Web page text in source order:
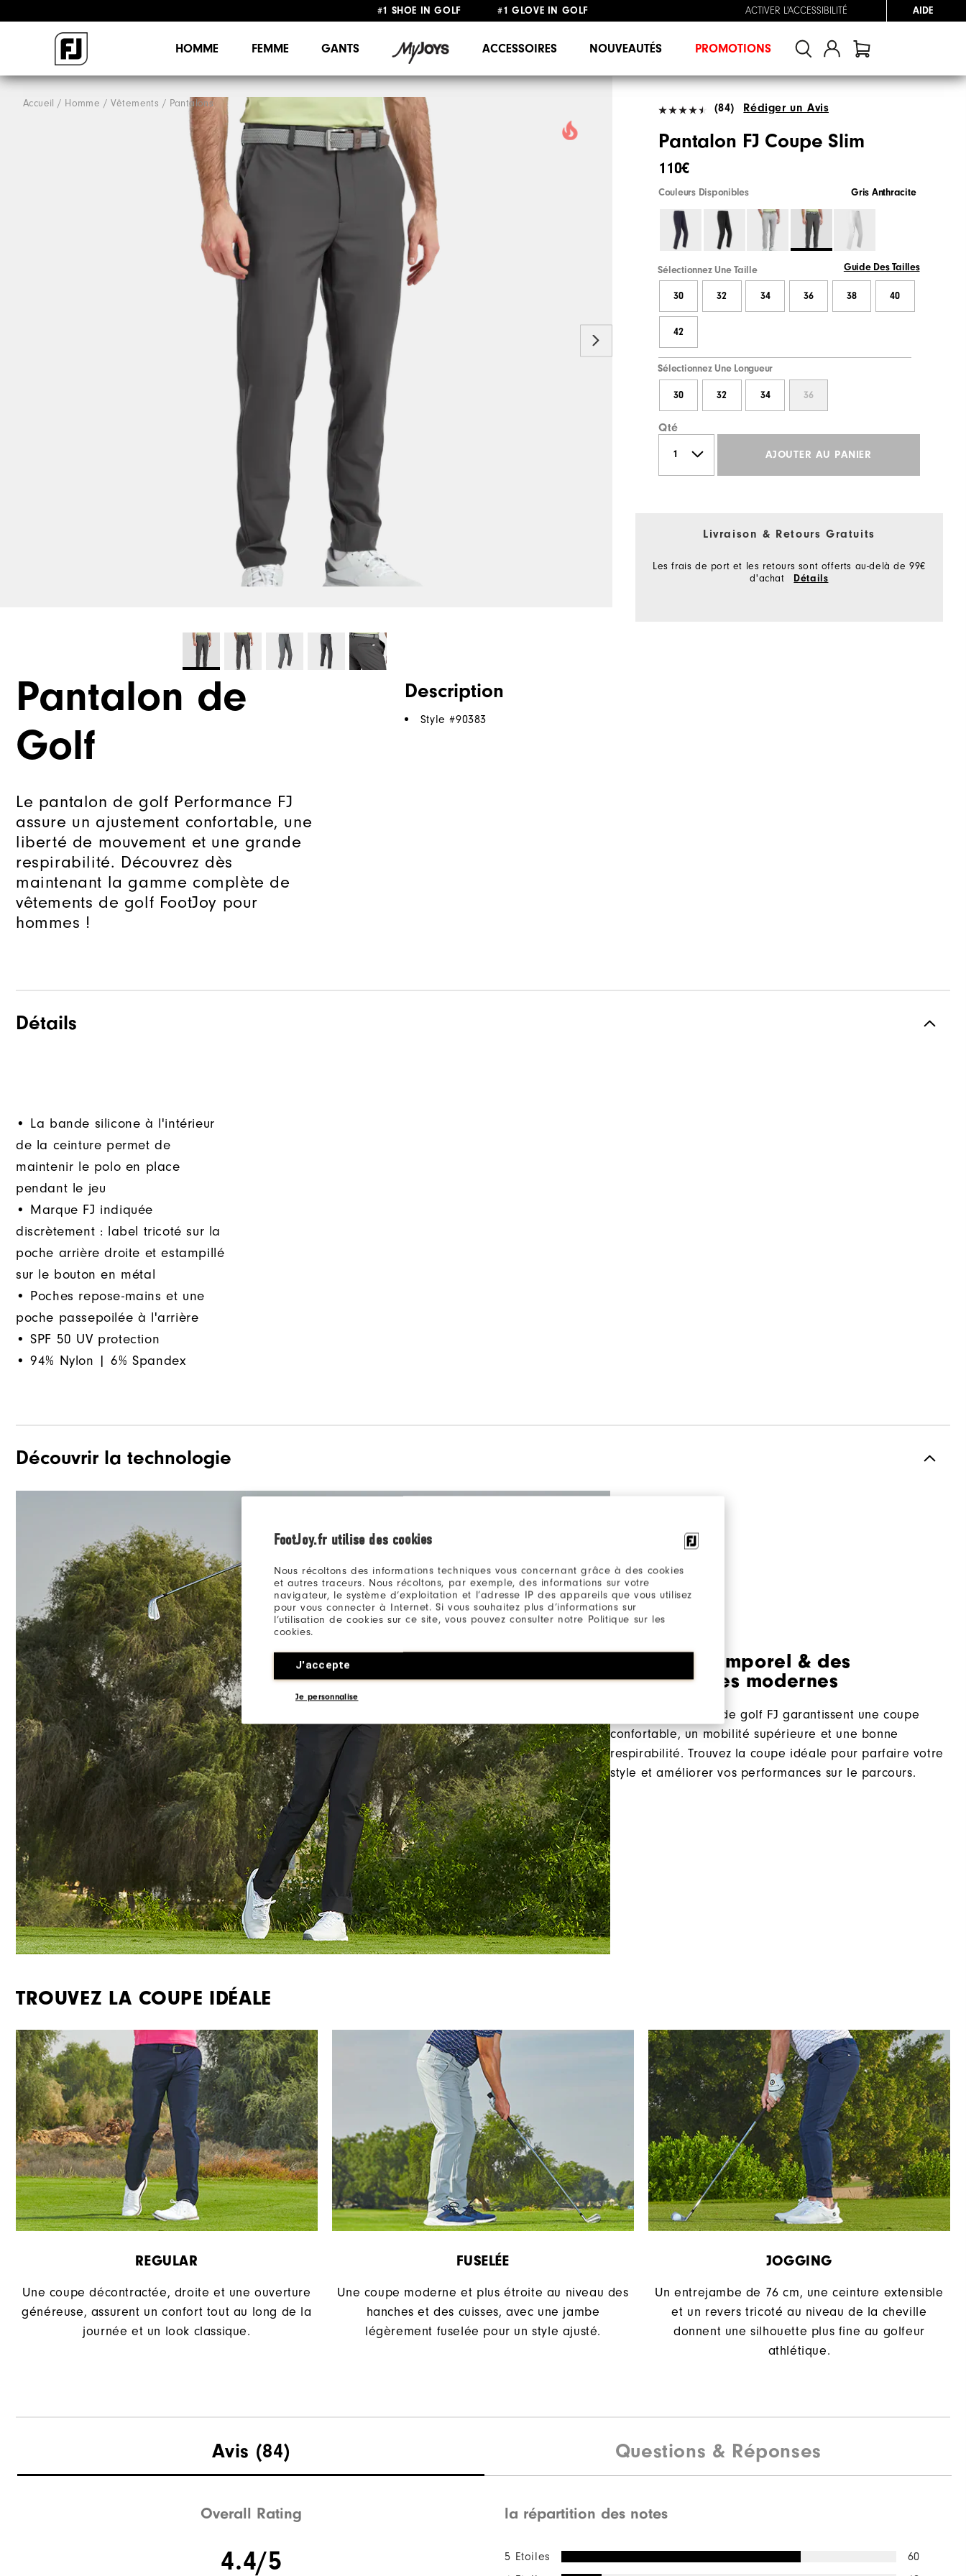
FootJoy.fr utilise des cookies
Nous récoltons des informations techniques vous concernant grâce à des cookies
et autres traceurs. Nous récoltons, par exemple, des informations sur votre
navigateur, le système d’exploitation et l’adresse IP des appareils que vous utilisez
pour vous connecter à Internet. Si vous souhaitez plus d’informations sur
l’utilisation de cookies sur ce site, vous pouvez consulter notre Politique sur les
cookies.
J'accepte
Je personnalise
#1 SHOE IN GOLF #1 GLOVE IN GOLF
ACTIVER L'ACCESSIBILITÉ AIDE
HOMME FEMME GANTS ACCESSOIRES NOUVEAUTÉS PROMOTIONS
Accueil Homme Vêtements Pantalons (84) Rédiger un Avis
Pantalon FJ Coupe Slim
110€
Couleurs Disponibles Gris Anthracite
Sélectionnez Une Taille Guide Des Tailles
30 32 34 36 38 40
42
Sélectionnez Une Longueur
30 32 34 36
Qté
AJOUTER AU PANIER
Livraison & Retours Gratuits
Les frais de port et les retours sont offerts au-delà de 99€
d'achat
Détails
Pantalon de
Golf
Le pantalon de golf Performance FJ
assure un ajustement confortable, une
liberté de mouvement et une grande
respirabilité. Découvrez dès
maintenant la gamme complète de
vêtements de golf FootJoy pour
hommes !
Description
Style #90383
Détails
• La bande silicone à l'intérieur
de la ceinture permet de
maintenir le polo en place
pendant le jeu
• Marque FJ indiquée
discrètement : label tricoté sur la
poche arrière droite et estampillé
sur le bouton en métal
• Poches repose-mains et une
poche passepoilée à l'arrière
• SPF 50 UV protection
• 94% Nylon | 6% Spandex
Découvrir la technologie
Un style intemporel & des
performances modernes
Tous les pantalons de golf FJ garantissent une coupe
confortable, un mobilité supérieure et une bonne
respirabilité. Trouvez la coupe idéale pour parfaire votre
style et améliorer vos performances sur le parcours.
TROUVEZ LA COUPE IDÉALE
REGULAR
Une coupe décontractée, droite et une ouverture
généreuse, assurent un confort tout au long de la
journée et un look classique.
FUSELÉE
Une coupe moderne et plus étroite au niveau des
hanches et des cuisses, avec une jambe
légèrement fuselée pour un style ajusté.
JOGGING
Un entrejambe de 76 cm, une ceinture extensible
et un revers tricoté au niveau de la cheville
donnent une silhouette plus fine au golfeur
athlétique.
Avis (84) Questions & Réponses
Overall Rating
4.4/5
la répartition des notes
5 Etoiles
60